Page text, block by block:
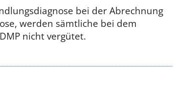
bei der Abrechnung
werden sämtliche bei dem
nicht vergütet.